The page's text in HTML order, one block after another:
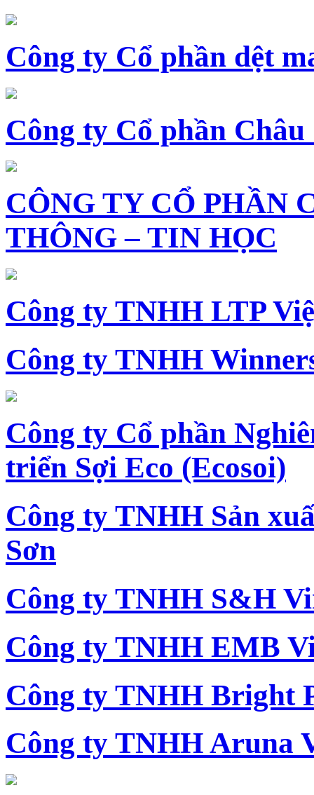
Công ty Cổ phần dệt
Công ty Cổ phần Châu
CÔNG TY CỔ PHẦN
THÔNG – TIN HỌC
Công ty TNHH LTP
Công ty TNHH
Công ty Cổ phần
triển Sợi Eco (Ecosoi)
Công ty TNHH Sản
Sơn
Công ty TNHH S&H
Công ty TNHH EMB
Công ty TNHH Bright
Công ty TNHH Aruna